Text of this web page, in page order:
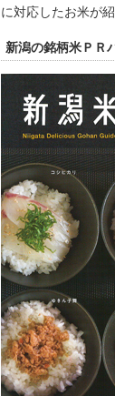
に対応したお米が
新潟の銘柄米ＰＲ